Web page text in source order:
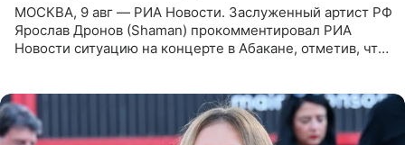
МОСКВА, 9 авг — РИА Новости. Заслуженный артист РФ
Ярослав Дронов (Shaman) прокомментировал РИА
Новости ситуацию на концерте в Абакане, отметив, что